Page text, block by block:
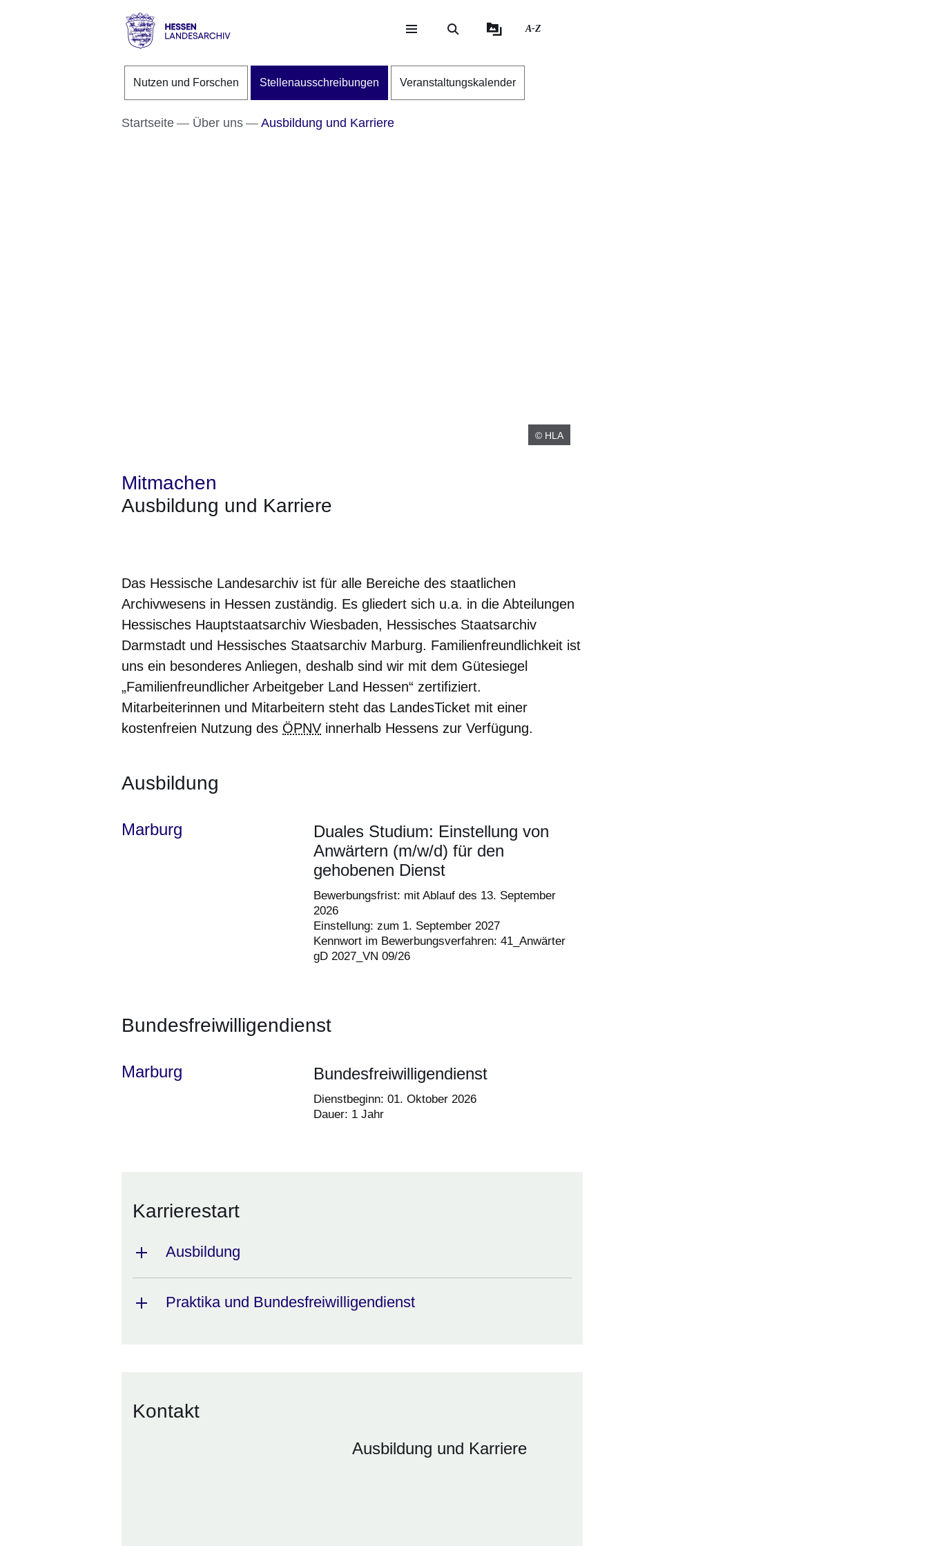
Direkt zum Kopf der Seite
Direkt zum Inhalt
Direkt zum Fuß der Seite
Landesarchiv
A-Z
Nutzen und Forschen Stellenausschreibungen Veranstaltungskalender
Startseite Über uns Ausbildung und Karriere
© HLA
Mitmachen
Ausbildung und Karriere
Das Hessische Landesarchiv ist für alle Bereiche des staatlichen
Archivwesens in Hessen zuständig. Es gliedert sich u.a. in die Abteilungen
Hessisches Hauptstaatsarchiv Wiesbaden, Hessisches Staatsarchiv
Darmstadt und Hessisches Staatsarchiv Marburg. Familienfreundlichkeit ist
uns ein besonderes Anliegen, deshalb sind wir mit dem Gütesiegel
„Familienfreundlicher Arbeitgeber Land Hessen“ zertifiziert.
Mitarbeiterinnen und Mitarbeitern steht das LandesTicket mit einer
kostenfreien Nutzung des ÖPNV innerhalb Hessens zur Verfügung.
Ausbildung
Marburg
Duales Studium: Einstellung von
Anwärtern (m/w/d) für den
gehobenen Dienst
Bewerbungsfrist: mit Ablauf des 13. September
2026
Einstellung: zum 1. September 2027
Kennwort im Bewerbungsverfahren: 41_Anwärter
gD 2027_VN 09/26
Bundesfreiwilligendienst
Marburg Bundesfreiwilligendienst
Dienstbeginn: 01. Oktober 2026
Dauer: 1 Jahr
Karrierestart
Ausbildung
Praktika und Bundesfreiwilligendienst
Kontakt
Ausbildung und Karriere